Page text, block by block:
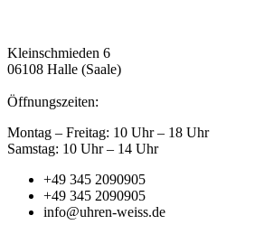
Kleinschmieden 6
06108 Halle (Saale)
Öffnungszeiten:
Montag – Freitag: 10 Uhr – 18 Uhr
Samstag: 10 Uhr – 14 Uhr
+49 345 2090905
+49 345 2090905
info@uhren-weiss.de